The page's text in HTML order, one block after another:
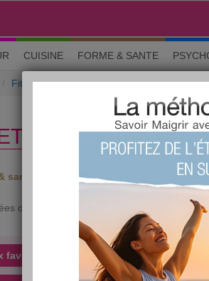
CUISINE FORME & SANTE
Fitness et exercices vélo d'appartement
SANTÉ ›
santé Psycho & tests Grossesse
dans ce forum sont celles des membres
favoris signaler un abus